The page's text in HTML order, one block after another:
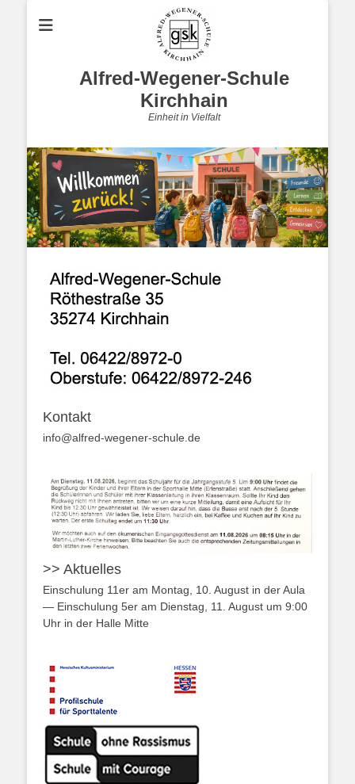
Alfred-Wegener-Schule
Kirchhain
Einheit in Vielfalt
Kontakt
info@alfred-wegener-schule.de
>> Aktuelles
Einschulung 11er am Montag, 10. August in der Aula
— Einschulung 5er am Dienstag, 11. August um 9:00
Uhr in der Halle Mitte